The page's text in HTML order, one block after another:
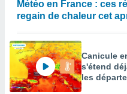
Météo en France : ces
regain de chaleur cet
Canicule
s'étend
les